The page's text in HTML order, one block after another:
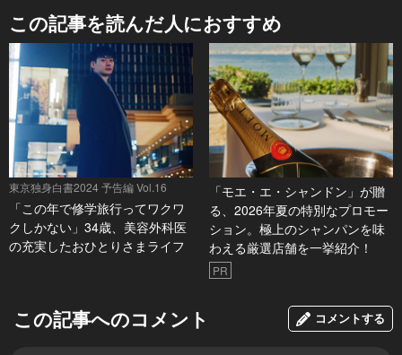
この記事を読んだ人におすすめ
東京独身白書2024 予告編 Vol.16
「この年で修学旅行ってワクワ
クしかない」34歳、美容外科医
の充実したおひとりさまライフ
「モエ・エ・シャンドン」が贈
る、2026年夏の特別なプロモー
ション。極上のシャンパンを味
わえる厳選店舗を一挙紹介！
PR
この記事へのコメント コメントする